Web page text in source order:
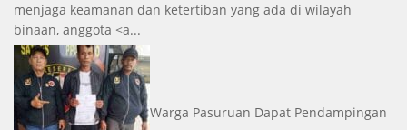
menjaga keamanan dan ketertiban yang ada di wilayah
binaan, anggota <a...
Warga Pasuruan Dapat Pendampingan